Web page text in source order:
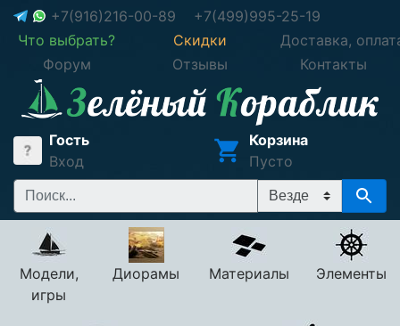
+7(916)216-00-89
+7(499)995-25-19
Что выбрать?
Скидки
Доставка,
Форум
Отзывы Контакты
Гость
Вход
Корзина
Пусто
Модели,
игры
Диорамы Материалы Элементы